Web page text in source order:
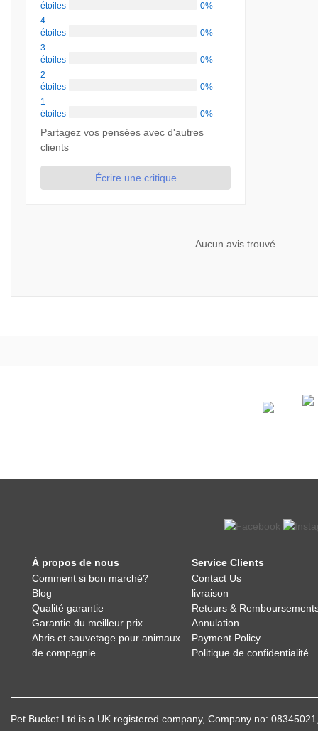
étoiles
0%
4
étoiles
0%
3
étoiles
0%
2
étoiles
0%
1
étoiles
0%
Partagez vos pensées avec d'autres
clients
Écrire une critique
Aucun avis trouvé.
À propos de nous
Comment si bon marché?
Blog
Qualité garantie
Garantie du meilleur prix
Abris et sauvetage pour animaux
de compagnie
Service Clients
Contact Us
livraison
Retours &
Annulation
Payment Policy
Politique de confidentialité
Pet Bucket Ltd is a UK registered company, Company no: